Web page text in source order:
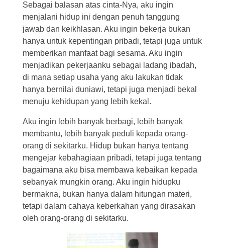
Sebagai balasan atas cinta-Nya, aku ingin
menjalani hidup ini dengan penuh tanggung
jawab dan keikhlasan. Aku ingin bekerja bukan
hanya untuk kepentingan pribadi, tetapi juga untuk
memberikan manfaat bagi sesama. Aku ingin
menjadikan pekerjaanku sebagai ladang ibadah,
di mana setiap usaha yang aku lakukan tidak
hanya bernilai duniawi, tetapi juga menjadi bekal
menuju kehidupan yang lebih kekal.
Aku ingin lebih banyak berbagi, lebih banyak
membantu, lebih banyak peduli kepada orang-
orang di sekitarku. Hidup bukan hanya tentang
mengejar kebahagiaan pribadi, tetapi juga tentang
bagaimana aku bisa membawa kebaikan kepada
sebanyak mungkin orang. Aku ingin hidupku
bermakna, bukan hanya dalam hitungan materi,
tetapi dalam cahaya keberkahan yang dirasakan
oleh orang-orang di sekitarku.